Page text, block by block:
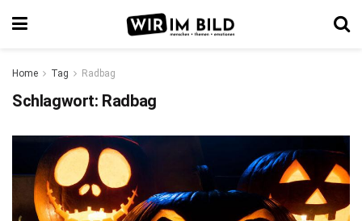
Home Tag Radbag
Schlagwort: Radbag